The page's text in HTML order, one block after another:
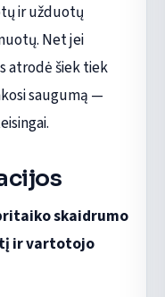
ir užduotų
Net jei
atrodė šiek tiek
saugumą —
skaidrumo
ir vartotojo